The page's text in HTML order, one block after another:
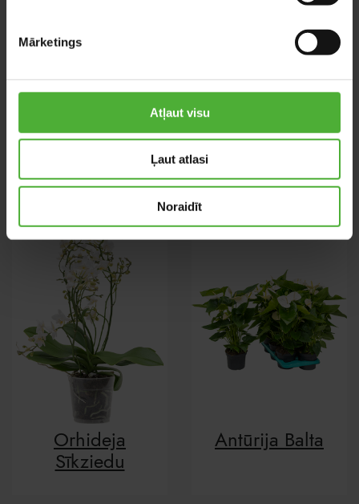
Mārketings
Atļaut visu
Ļaut atlasi
Noraidīt
Tilandsija
Kalateja
Orhideja
Sīkziedu
Antūrija Balta